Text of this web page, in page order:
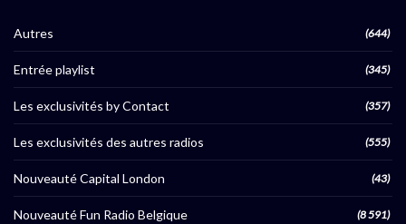
Autres (644)
Entrée playlist (345)
Les exclusivités by Contact (357)
Les exclusivités des autres radios (555)
Nouveauté Capital London (43)
Nouveauté Fun Radio Belgique (8 591)